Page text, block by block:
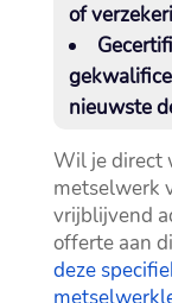
of
nieuwste
Wil je direct
metselwerk
vrijblijvend
offerte aan
deze